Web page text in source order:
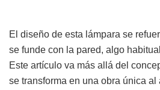
El diseño de esta lámpara se
se funde con la pared, algo
Este artículo va más allá del
se transforma en una obra única